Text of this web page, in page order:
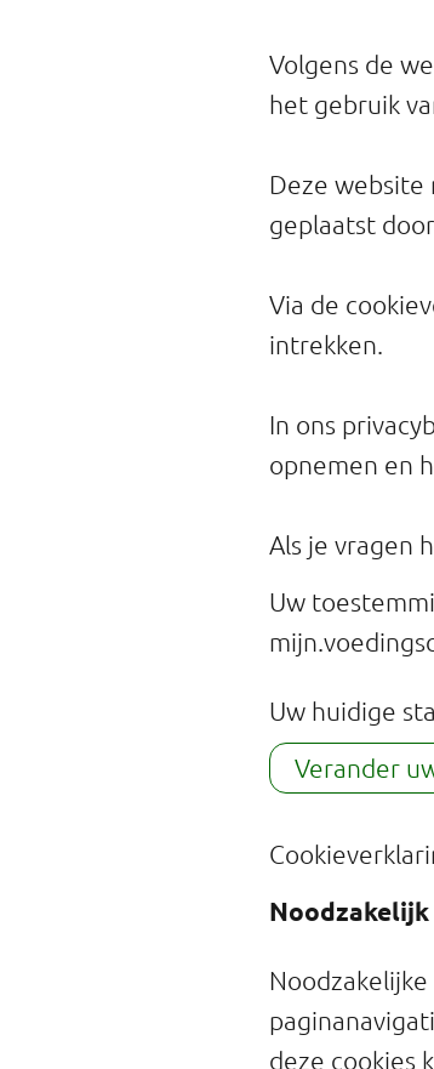
Onderwijs
Webshop
Volgens de
het gebruik
Deze website
geplaatst
Via de
intrekken.
In ons
opnemen en
Als je vragen
Uw
Uw huidige
Verander
Noodzakelijk
deze cookies